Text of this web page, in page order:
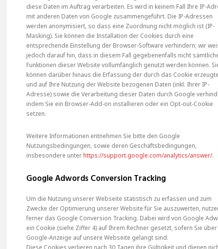
diese Daten im Auftrag verarbeiten. Es wird in keinem Fall Ihre IP-
mit anderen Daten von Google zusammengeführt. Die IP-Adressen
werden anonymisiert, so dass eine Zuordnung nicht möglich ist (IP-
Masking). Sie können die Installation der Cookies durch eine
entsprechende Einstellung der Browser-Software verhindern; wir
jedoch darauf hin, dass in diesem Fall gegebenenfalls nicht
Funktionen dieser Website vollumfänglich genutzt werden können.
können darüber hinaus die Erfassung der durch das Cookie
und auf Ihre Nutzung der Website bezogenen Daten (inkl. Ihrer IP-
Adresse) sowie die Verarbeitung dieser Daten durch Google
indem Sie ein Browser-Add-on installieren oder ein Opt-out-Cookie
setzen.
Weitere Informationen entnehmen Sie bitte den Google
Nutzungsbedingungen, sowie deren Geschäftsbedingungen,
insbesondere unterhttps://support.google.com/analytics/answer/.
Google Adwords Conversion Tracking
Um die Nutzung unserer Webseite statistisch zu erfassen und zum
Zwecke der Optimierung unserer Website für Sie auszuwerten,
ferner das Google Conversion Tracking. Dabei wird von Google
ein Cookie (siehe Ziffer 4) auf Ihrem Rechner gesetzt, sofern Sie
Google-Anzeige auf unsere Webseite gelangt sind.